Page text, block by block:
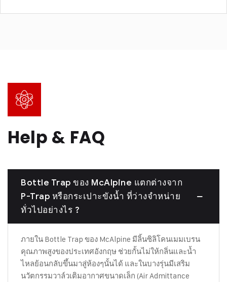
Help & FAQ
Bottle Trap ของ McAlpine แตกต่างจาก
P-Trap หรือกระเปาะขังน้ำ ที่ว่างจำหน่าย
ทั่วไปอย่างไร ?
ภายใน Bottle Trap ของ McAlpine มีลิ้นซิลิโคนเมมเบรน
คุณภาพสูงของประเทศอังกฤษ ช่วยกั้นไม่ให้กลิ่นและน้ำ
ไหลย้อนกลับขึ้นมาสู่ห้องๆนั้นได้ และในบางรุ่นมีเสริม
นวัตกรรมวาล์วเติมอากาศขนาดเล็ก (Air Admittance